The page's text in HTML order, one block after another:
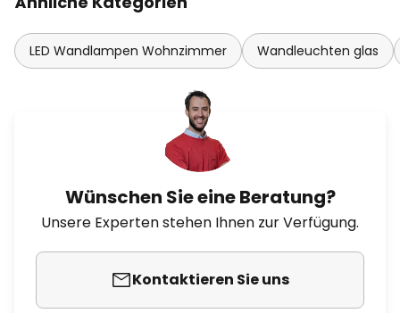
LED Wandlampen Wohnzimmer Wandleuchten glas
Wünschen Sie eine Beratung?
Unsere Experten stehen Ihnen zur Verfügung.
Kontaktieren Sie uns